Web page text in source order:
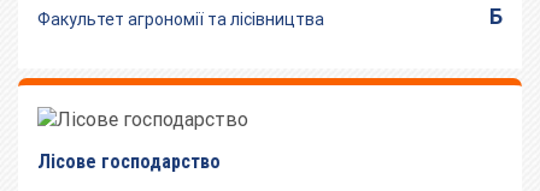
Факультет агрономії та лісівництва Б
Лісове господарство